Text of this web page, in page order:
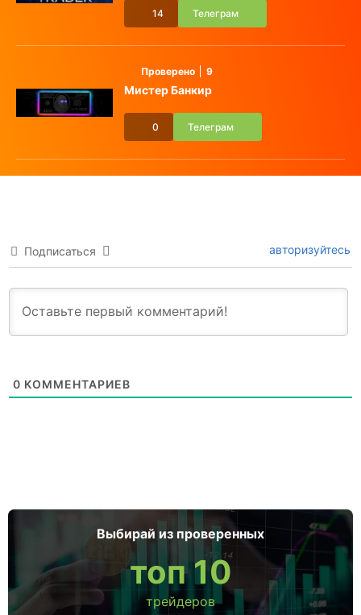
14 Телеграм
Проверено 9
Мистер Банкир
0 Телеграм
Подписаться авторизуйтесь
0 КОММЕНТАРИЕВ
Выбирай из проверенных
топ 10
трейдеров